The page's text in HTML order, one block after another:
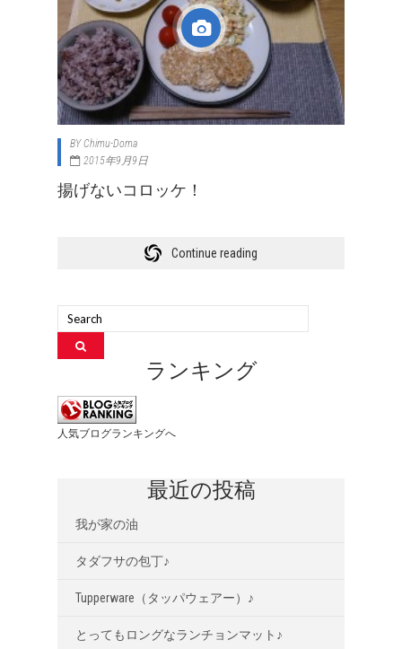
BYChimu-Doma
2015年9月9日
揚げないコロッケ！
Continue reading
ランキング
人気ブログランキングへ
最近の投稿
我が家の油
タダフサの包丁♪
Tupperware（タッパウェアー）♪
とってもロングなランチョンマット♪